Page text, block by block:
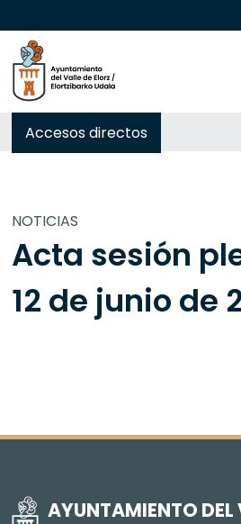
Accesos directos
Buscar:
NOTICIAS
Acta sesión
12 de junio de
AYUNTAMIENTO DEL